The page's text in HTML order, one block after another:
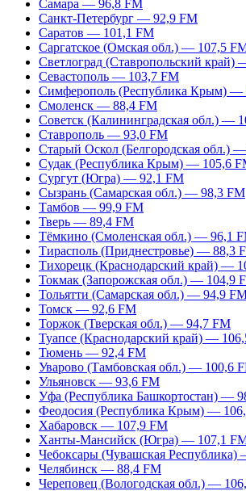
Самара — 96,8 FM
Санкт-Петербург — 92,9 FM
Саратов — 101,1 FM
Саргатское (Омская обл.) — 107,5
Светлоград (Ставропольский край)
Севастополь — 103,7 FM
Симферополь (Республика Крым) —
Смоленск — 88,4 FM
Советск (Калининградская обл.) —
Ставрополь — 93,0 FM
Старый Оскол (Белгородская обл.)
Судак (Республика Крым) — 105,6
Сургут (Югра) — 92,1 FM
Сызрань (Самарская обл.) — 98,3 FM
Тамбов — 99,9 FM
Тверь — 89,4 FM
Тёмкино (Смоленская обл.) — 96,1
Тирасполь (Приднестровье) — 88,3
Тихорецк (Краснодарский край) —
Токмак (Запорожская обл.) — 104,9
Тольятти (Самарская обл.) — 94,9
Томск — 92,6 FM
Торжок (Тверская обл.) — 94,7 FM
Туапсе (Краснодарский край) —
Тюмень — 92,4 FM
Уварово (Тамбовская обл.) — 100,6
Ульяновск — 93,6 FM
Уфа (Республика Башкортостан) —
Феодосия (Республика Крым) —
Хабаровск — 107,9 FM
Ханты-Мансийск (Югра) — 107,1
Чебоксары (Чувашская
Челябинск — 88,4 FM
Череповец (Вологодская обл.) —